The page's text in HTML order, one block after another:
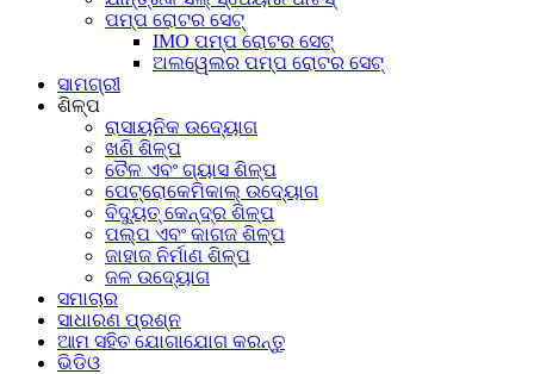
ପମ୍ପ ରୋଟର ସେଟ୍
IMO ପମ୍ପ ରୋଟର ସେଟ୍
ଅଲୱେଲର ପମ୍ପ ରୋଟର ସେଟ୍
ସାମଗ୍ରୀ
ଶିଳ୍ପ
ରାସାୟନିକ ଉଦ୍ୟୋଗ
ଖଣି ଶିଳ୍ପ
ତୈଳ ଏବଂ ଗ୍ୟାସ ଶିଳ୍ପ
ପେଟ୍ରୋକେମିକାଲ୍ ଉଦ୍ୟୋଗ
ବିଦ୍ୟୁତ୍ କେନ୍ଦ୍ର ଶିଳ୍ପ
ପଲ୍ପ ଏବଂ କାଗଜ ଶିଳ୍ପ
ଜାହାଜ ନିର୍ମାଣ ଶିଳ୍ପ
ଜଳ ଉଦ୍ୟୋଗ
ସମାଚାର
ସାଧାରଣ ପ୍ରଶ୍ନ
ଆମ ସହିତ ଯୋଗାଯୋଗ କରନ୍ତୁ
ଭିଡିଓ